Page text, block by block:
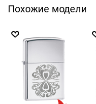
Похожие модели